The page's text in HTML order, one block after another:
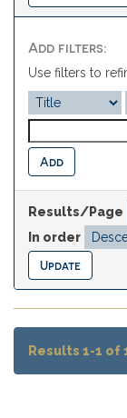
Add filters:
Use filters to
Results/Page
In order
Results 1-1 of